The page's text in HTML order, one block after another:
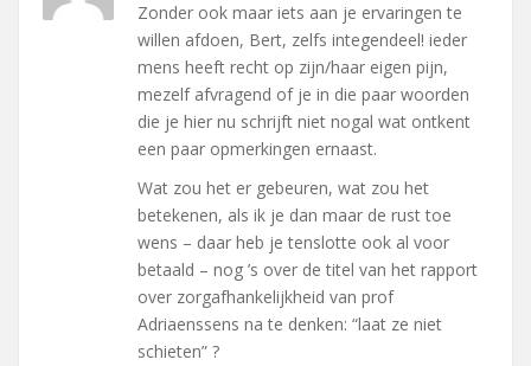
Zonder ook maar iets aan je ervaringen te
willen afdoen, Bert, zelfs integendeel! ieder
mens heeft recht op zijn/haar eigen pijn,
mezelf afvragend of je in die paar woorden
die je hier nu schrijft niet nogal wat ontkent
een paar opmerkingen ernaast.
Wat zou het er gebeuren, wat zou het
betekenen, als ik je dan maar de rust toe
wens – daar heb je tenslotte ook al voor
betaald – nog ’s over de titel van het rapport
over zorgafhankelijkheid van prof
Adriaenssens na te denken: “laat ze niet
schieten” ?